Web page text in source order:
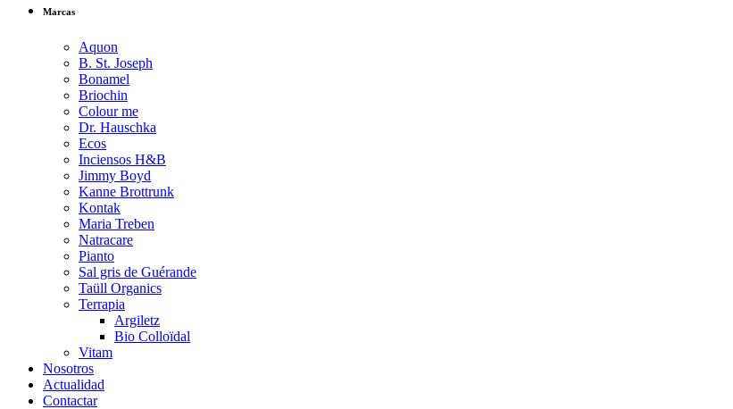
Marcas
Aquon
B. St. Joseph
Bonamel
Briochin
Colour me
Dr. Hauschka
Ecos
Inciensos H&B
Jimmy Boyd
Kanne Brottrunk
Kontak
Maria Treben
Natracare
Pianto
Sal gris de Guérande
Taüll Organics
Terrapia
Argiletz
Bio Colloïdal
Vitam
Nosotros
Actualidad
Contactar